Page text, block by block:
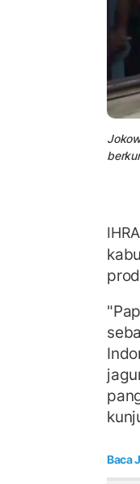
Baca